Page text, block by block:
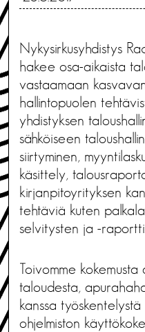
Nykysirkusyhdistys
hakee osa-aikaista
vastaamaan
hallintopuolen
yhdistyksen
sähköiseen
siirtyminen,
käsittely,
kirjanpitoyrityksen
tehtäviä kuten
selvitysten ja -
Toivomme
taloudesta,
kanssa
ohjelmiston